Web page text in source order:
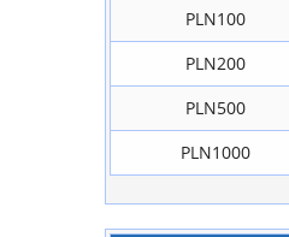
PLN100
PLN200
PLN500
PLN1000